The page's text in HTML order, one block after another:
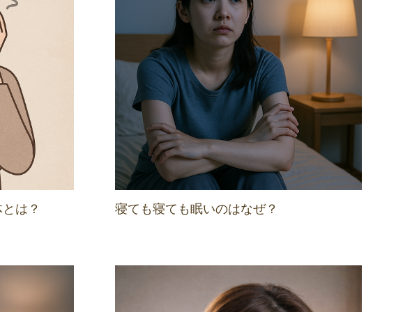
は？ 寝ても寝ても眠いのはなぜ？